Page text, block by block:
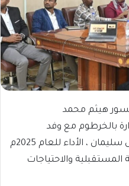
هيثم محمد
بالخرطوم مع وفد
القمسيون الطبي برئاسة د. عادل سليمان ، الأداء للعام 2025م
المستقبلية والاحتياجات